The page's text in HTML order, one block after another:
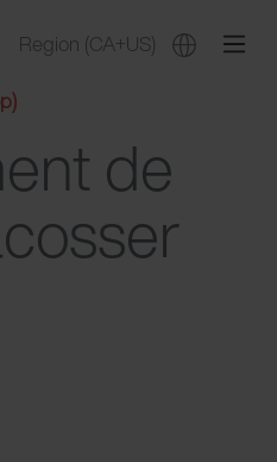
Region (CA+US)
de